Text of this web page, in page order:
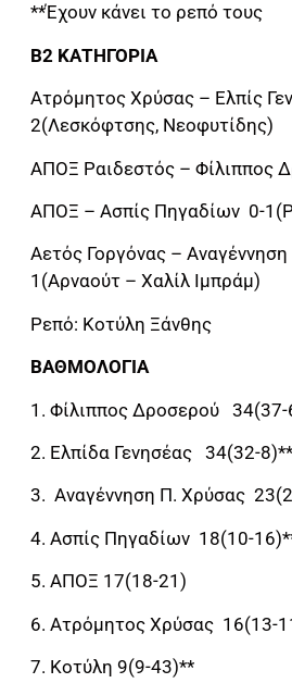
**Έχουν κάνει το ρεπό τους
Β2 ΚΑΤΗΓΟΡΙΑ
Ατρόμητος Χρύσας – Ελπίς
2(Λεσκόφτσης, Νεοφυτίδης)
ΑΠΟΞ Ραιδεστός – Φίλιππος
ΑΠΟΞ – Ασπίς Πηγαδίων 0-
Αετός Γοργόνας –
1(Αρναούτ – Χαλίλ Ιμπράμ)
Ρεπό: Κοτύλη Ξάνθης
ΒΑΘΜΟΛΟΓΙΑ
1. Φίλιππος Δροσερού
2. Ελπίδα Γενησέας 34(32-8)**
3. Αναγέννηση Π. Χρύσας
4. Ασπίς Πηγαδίων 18(10-
5. ΑΠΟΞ 17(18-21)
6. Ατρόμητος Χρύσας 16(13-
7. Κοτύλη 9(9-43)**